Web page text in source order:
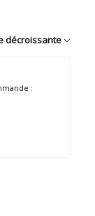
décroissante
: